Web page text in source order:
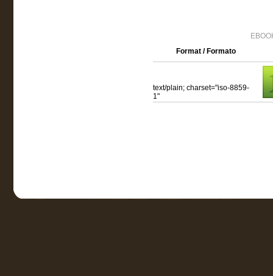
Format / Formato
text/plain; charset="iso-8859-
1"